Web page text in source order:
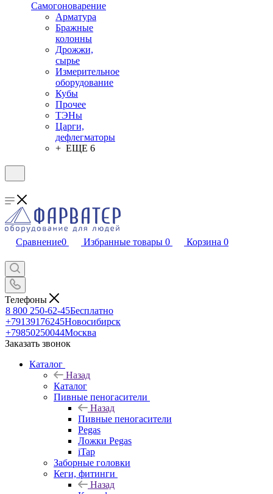
Самогоноварение
Арматура
Бражные
колонны
Дрожжи,
сырье
Измерительное
оборудование
Кубы
Прочее
ТЭНы
Царги,
дефлегматоры
+ ЕЩЕ 6
Сравнение0 Избранные товары 0 Корзина 0
Телефоны
8 800 250-62-45Бесплатно
+79139176245Новосибирск
+79850250044Москва
Заказать звонок
Каталог
Назад
Каталог
Пивные пеногасители
Назад
Пивные пеногасители
Pegas
Ложки Pegas
iTap
Заборные головки
Кеги, фитинги
Назад